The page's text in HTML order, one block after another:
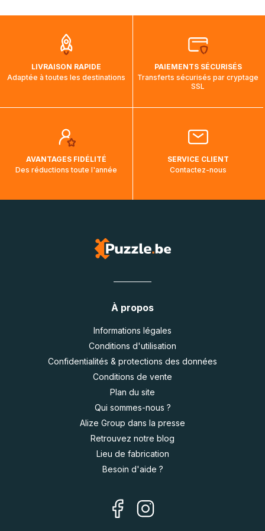
aura touché terre.
LIVRAISON RAPIDE
Adaptée à toutes les destinations
PAIEMENTS SÉCURISÉS
Transferts sécurisés par cryptage
SSL
AVANTAGES FIDÉLITÉ
Des réductions toute l'année
SERVICE CLIENT
Contactez-nous
À propos
Informations légales
Conditions d'utilisation
Confidentialités & protections des données
Conditions de vente
Plan du site
Qui sommes-nous ?
Alize Group dans la presse
Retrouvez notre blog
Lieu de fabrication
Besoin d'aide ?